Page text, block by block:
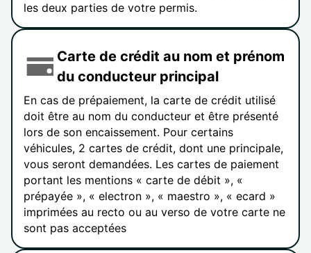
les deux parties de votre permis.
Carte de crédit au nom et prénom
du conducteur principal
En cas de prépaiement, la carte de crédit utilisé
doit être au nom du conducteur et être présenté
lors de son encaissement. Pour certains
véhicules, 2 cartes de crédit, dont une principale,
vous seront demandées. Les cartes de paiement
portant les mentions « carte de débit », «
prépayée », « electron », « maestro », « ecard »
imprimées au recto ou au verso de votre carte ne
sont pas acceptées